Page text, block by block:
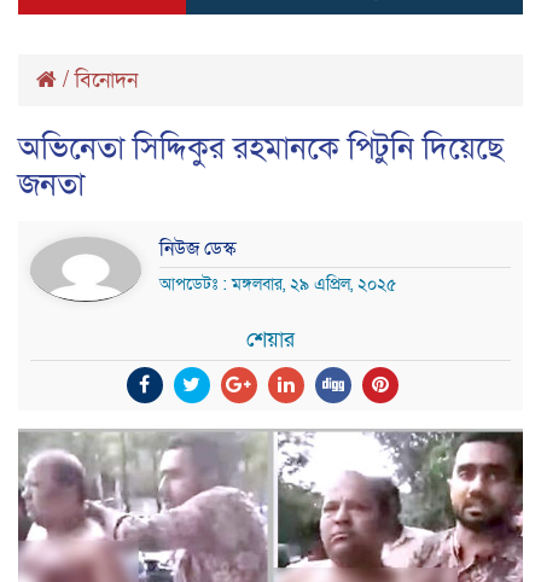
/বিনোদন
অভিনেতা সিদ্দিকুর রহমানকে পিটুনি দিয়েছে
জনতা
নিউজ ডেস্ক
আপডেটঃ : মঙ্গলবার, ২৯ এপ্রিল, ২০২৫
শেয়ার